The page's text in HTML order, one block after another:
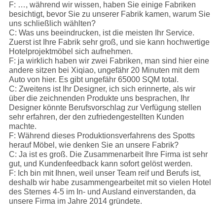
F: …, während wir wissen, haben Sie einige Fabriken
besichtigt, bevor Sie zu unserer Fabrik kamen, warum Sie
uns schließlich wählten?
C: Was uns beeindrucken, ist die meisten Ihr Service.
Zuerst ist Ihre Fabrik sehr groß, und sie kann hochwertige
Hotelprojektmöbel sich aufnehmen.
F: ja wirklich haben wir zwei Fabriken, man sind hier eine
andere sitzen bei Xiqiao, ungefähr 20 Minuten mit dem
Auto von hier. Es gibt ungefähr 65000 SQM total.
C: Zweitens ist Ihr Designer, ich sich erinnerte, als wir
über die zeichnenden Produkte uns besprachen, Ihr
Designer könnte Berufsvorschlag zur Verfügung stellen
sehr erfahren, der den zufriedengestellten Kunden
machte.
F: Während dieses Produktionsverfahrens des Spotts
herauf Möbel, wie denken Sie an unsere Fabrik?
C: Ja ist es groß. Die Zusammenarbeit Ihre Firma ist sehr
gut, und Kundenfeedback kann sofort gelöst werden.
F: Ich bin mit Ihnen, weil unser Team reif und Berufs ist,
deshalb wir habe zusammengearbeitet mit so vielen Hotel
des Sternes 4-5 im In- und Ausland einverstanden, da
unsere Firma im Jahre 2014 gründete.